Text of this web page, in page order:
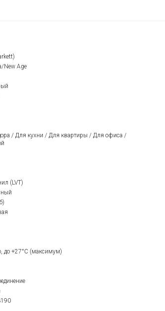
New Age
/ Для кухни / Для квартиры / Для офиса /
(LVT)
до +27°C (максимум)